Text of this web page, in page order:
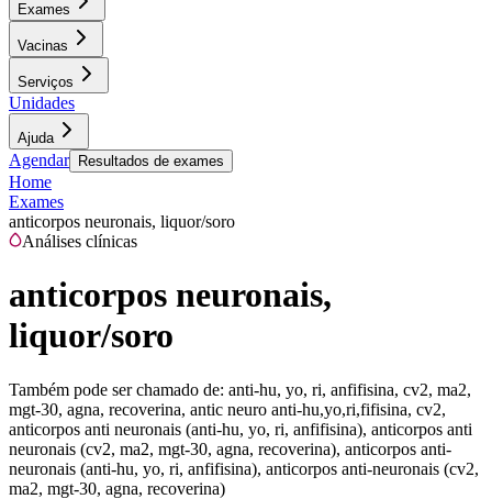
Exames
Vacinas
Serviços
Unidades
Ajuda
Agendar Resultados de exames
Home
Exames
anticorpos neuronais, liquor/soro
Análises clínicas
anticorpos neuronais,
liquor/soro
Também pode ser chamado de: anti-hu, yo, ri, anfifisina, cv2, ma2,
mgt-30, agna, recoverina, antic neuro anti-hu,yo,ri,fifisina, cv2,
anticorpos anti neuronais (anti-hu, yo, ri, anfifisina), anticorpos anti
neuronais (cv2, ma2, mgt-30, agna, recoverina), anticorpos anti-
neuronais (anti-hu, yo, ri, anfifisina), anticorpos anti-neuronais (cv2,
ma2, mgt-30, agna, recoverina)